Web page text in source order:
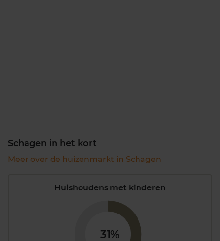
Schagen in het kort
Meer over de huizenmarkt in Schagen
Huishoudens met kinderen
31%